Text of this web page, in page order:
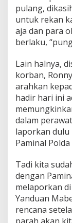
pulang,
untuk rekan
aja dan para
berlaku,
Lain halnya,
korban,
arahkan
hadir hari ini
dalam
laporkan dulu
Paminal
Tadi kita
dengan
melaporkan
Yanduan
rencana